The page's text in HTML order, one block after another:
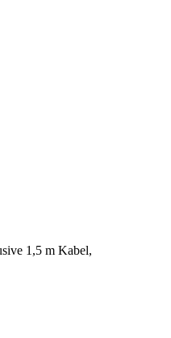
1,5 m Kabel,